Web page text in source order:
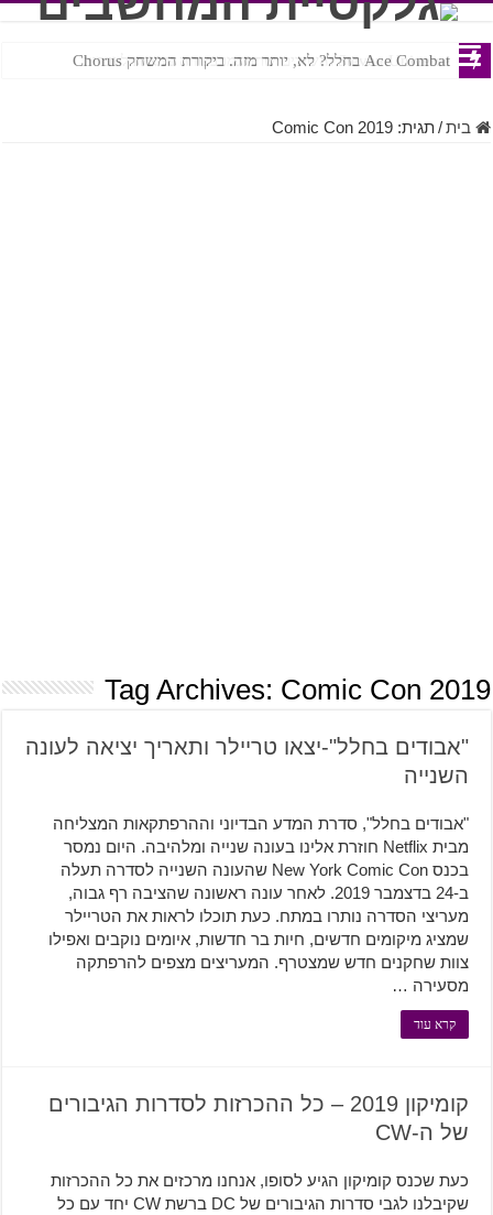
Ace Combat בחלל? לא, יותר מזה. ביקורת המשחק Chorus
Steven Universe והשירים שתורגמו בצורה נוראית לעברית
בית/תגית:Comic Con 2019
Tag Archives: Comic Con 2019
"אבודים בחלל"-יצאו טריילר ותאריך יציאה לעונה
השנייה
"אבודים בחלל", סדרת המדע הבדיוני וההרפתקאות המצליחה
מבית Netflix חוזרת אלינו בעונה שנייה ומלהיבה. היום נמסר
בכנס New York Comic Con שהעונה השנייה לסדרה תעלה
ב-24 בדצמבר 2019. לאחר עונה ראשונה שהציבה רף גבוה,
מעריצי הסדרה נותרו במתח. כעת תוכלו לראות את הטריילר
שמציג מיקומים חדשים, חיות בר חדשות, איומים נוקבים ואפילו
צוות שחקנים חדש שמצטרף. המעריצים מצפים להרפתקה
מסעירה …
קרא עוד
קומיקון 2019 – כל ההכרזות לסדרות הגיבורים
של ה-CW
כעת שכנס קומיקון הגיע לסופו, אנחנו מרכזים את כל ההכרזות
שקיבלנו לגבי סדרות הגיבורים של DC ברשת CW יחד עם כל